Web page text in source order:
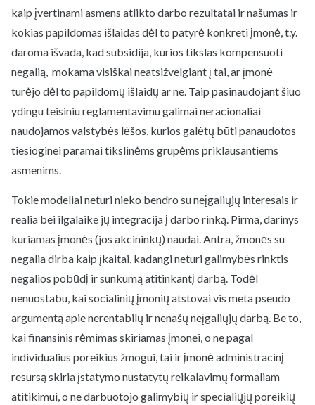
kaip įvertinami asmens atlikto darbo rezultatai ir našumas ir
kokias papildomas išlaidas dėl to patyrė konkreti įmonė, t.y.
daroma išvada, kad subsidija, kurios tikslas kompensuoti
negalią, mokama visiškai neatsižvelgiant į tai, ar įmonė
turėjo dėl to papildomų išlaidų ar ne. Taip pasinaudojant šiuo
ydingu teisiniu reglamentavimu galimai neracionaliai
naudojamos valstybės lėšos, kurios galėtų būti panaudotos
tiesioginei paramai tikslinėms grupėms priklausantiems
asmenims.
Tokie modeliai neturi nieko bendro su neįgaliųjų interesais ir
realia bei ilgalaike jų integracija į darbo rinką. Pirma, darinys
kuriamas įmonės (jos akcininkų) naudai. Antra, žmonės su
negalia dirba kaip įkaitai, kadangi neturi galimybės rinktis
negalios pobūdį ir sunkumą atitinkantį darbą. Todėl
nenuostabu, kai socialinių įmonių atstovai vis meta pseudo
argumentą apie nerentabilų ir nenašų neįgaliųjų darbą. Be to,
kai finansinis rėmimas skiriamas įmonei, o ne pagal
individualius poreikius žmogui, tai ir įmonė administracinį
resursą skiria įstatymo nustatytų reikalavimų formaliam
atitikimui, o ne darbuotojo galimybių ir specialiųjų poreikių